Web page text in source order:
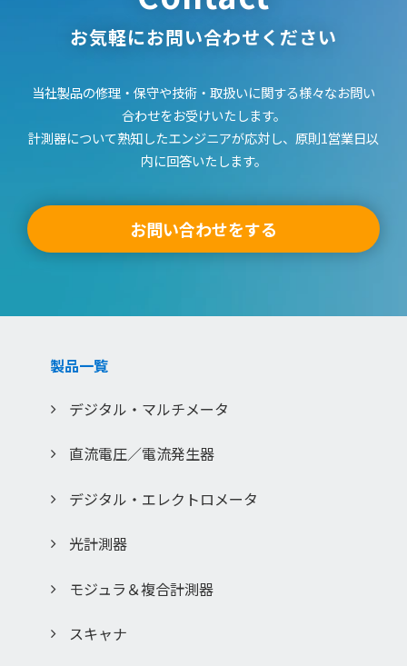
2) 公開されている取扱説明書の内容とお手持ちの製品の仕様
に相違がある場合、当社製品の取扱店、またはコールセンタ
に直接お問い合わせください。また、取扱説明書を補足する
んのでご了承ください。
「安全上のご注意」
1) 取扱説明書に記載または別途同梱の別紙にてお客様にご提
供しております「製品ご使用時の安全上のご注意」について
2) 取扱説明書中に記載する安全上のご注意は、法的規制など
の変化に応じて変更する場合があります。
3) ご質問等がありましたら、ご購入店、またはコールセンタ
などによる損害を含む）が生じ、たとえそのような損害の発
かじめ知らされた場合でも、当社は一切責任を負いませんこ
「このサービスの中止、変更など」
更する場合があります。あらかじめご了承ください。
取扱説明書は、製品をご購入いただいたお客様のための資料
お客様以外からのお問い合わせにはお応えできない場合が あ
入力いただきましたお客様の個人情報は、当社のプライバシ
お気軽にお問い合わせください
当社製品の修理・保守や技術・取扱いに関する様々なお問い
合わせをお受けいたします。
計測器について熟知したエンジニアが応対し、原則1営業日以
内に回答いたします。
お問い合わせをする
製品一覧
デジタル・マルチメータ
直流電圧／電流発生器
デジタル・エレクトロメータ
光計測器
モジュラ＆複合計測器
スキャナ